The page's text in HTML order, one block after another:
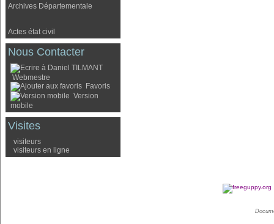
Archives Départementale
Actes état civil
Nous Contacter
Webmestre
Favoris
Version
mobile
Visites
visiteurs
visiteurs en ligne